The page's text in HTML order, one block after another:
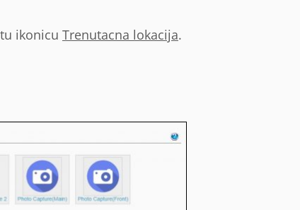
ikonicu Trenutacna lokacija.